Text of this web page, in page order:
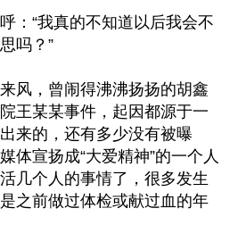
：“我真的不知道以后我会不
吗？”
风，曾闹得沸沸扬扬的胡鑫
王某某事件，起因都源于一
来的，还有多少没有被曝
体宣扬成“大爱精神”的一个人
几个人的事情了，很多发生
之前做过体检或献过血的年